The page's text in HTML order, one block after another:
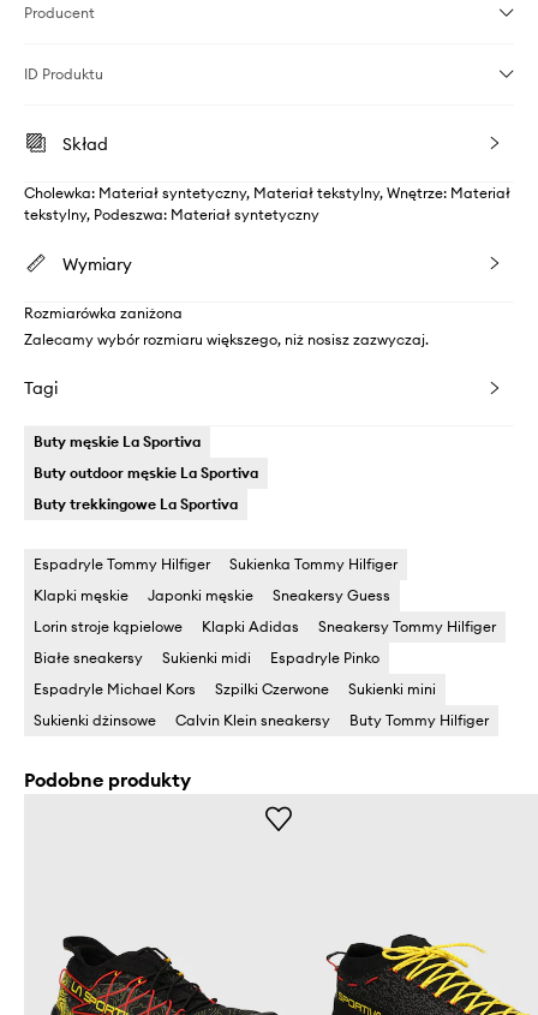
Producent
ID Produktu
Skład
Cholewka: Materiał syntetyczny, Materiał tekstylny, Wnętrze: Materiał
tekstylny, Podeszwa: Materiał syntetyczny
Wymiary
Rozmiarówka zaniżona
Zalecamy wybór rozmiaru większego, niż nosisz zazwyczaj.
Tagi
Buty męskie La Sportiva
Buty outdoor męskie La Sportiva
Buty trekkingowe La Sportiva
Espadryle Tommy Hilfiger
Sukienka Tommy Hilfiger
Klapki męskie
Japonki męskie
Sneakersy Guess
Lorin stroje kąpielowe
Klapki Adidas
Sneakersy Tommy Hilfiger
Białe sneakersy
Sukienki midi
Espadryle Pinko
Espadryle Michael Kors
Szpilki Czerwone
Sukienki mini
Sukienki dżinsowe
Calvin Klein sneakersy Buty Tommy Hilfiger
Podobne produkty